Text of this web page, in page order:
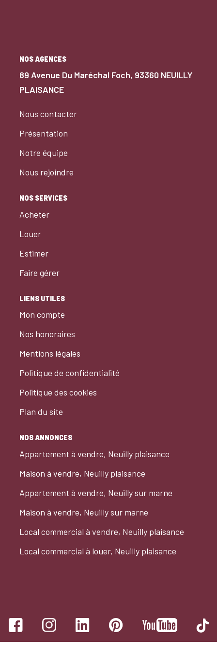
NOS AGENCES
89 Avenue Du Maréchal Foch, 93360 NEUILLY
PLAISANCE
Nous contacter
Présentation
Notre équipe
Nous rejoindre
NOS SERVICES
Acheter
Louer
Estimer
Faire gérer
LIENS UTILES
Mon compte
Nos honoraires
Mentions légales
Politique de confidentialité
Politique des cookies
Plan du site
NOS ANNONCES
Appartement à vendre, Neuilly plaisance
Maison à vendre, Neuilly plaisance
Appartement à vendre, Neuilly sur marne
Maison à vendre, Neuilly sur marne
Local commercial à vendre, Neuilly plaisance
Local commercial à louer, Neuilly plaisance